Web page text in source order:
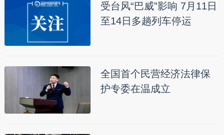
受台风“巴威”影响 7月11日
至14日多趟列车停运
全国首个民营经济法律保
护专委在温成立